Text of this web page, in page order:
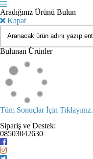
Aradığınız Ürünü Bulun
Kapat
Bulunan Ürünler
Tüm Sonuçlar İçin Tıklayınız.
Sipariş ve Destek:
08503042630